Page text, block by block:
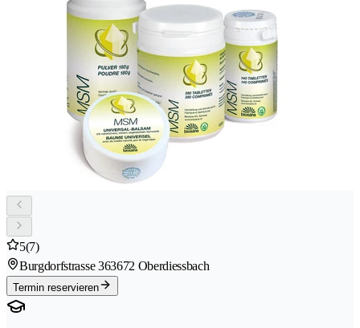
5(7)
Burgdorfstrasse 363672 Oberdiessbach
Termin reservieren